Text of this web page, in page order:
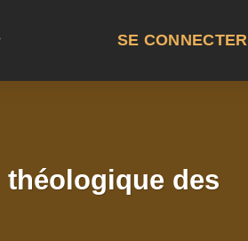
SE CONNECTER
théologique des